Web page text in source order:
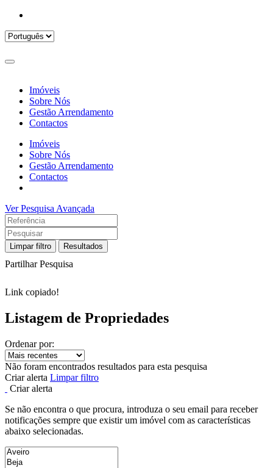
Imóveis
Sobre Nós
Gestão Arrendamento
Contactos
Imóveis
Sobre Nós
Gestão Arrendamento
Contactos
Ver Pesquisa Avançada
Limpar filtro Resultados
Partilhar Pesquisa
Link copiado!
Listagem de Propriedades
Ordenar por:
Não foram encontrados resultados para esta pesquisa
Criar alerta Limpar filtro
Criar alerta
Se não encontra o que procura, introduza o seu email para receber
notificações sempre que existir um imóvel com as características
abaixo selecionadas.